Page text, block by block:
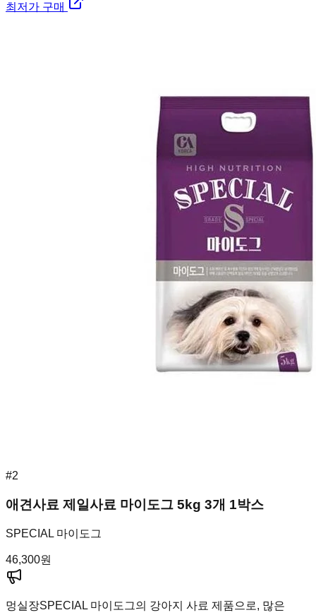
최저가 구매
#2
애견사료 제일사료 마이도그 5kg 3개 1박스
SPECIAL 마이도그
46,300원
멍실장SPECIAL 마이도그의 강아지 사료 제품으로, 많은